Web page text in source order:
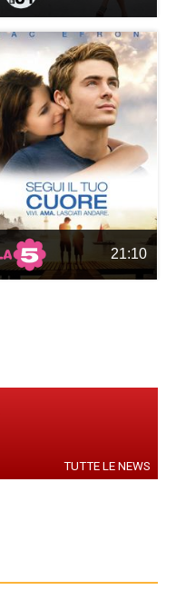
21:10
TUTTE LE NEWS